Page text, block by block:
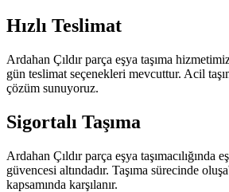
Hızlı Teslimat
Ardahan Çıldır parça eşya taşıma
gün teslimat seçenekleri mevcuttur. Acil
çözüm sunuyoruz.
Sigortalı Taşıma
Ardahan Çıldır parça eşya taşımacılığında
güvencesi altındadır. Taşıma sürecinde
kapsamında karşılanır.